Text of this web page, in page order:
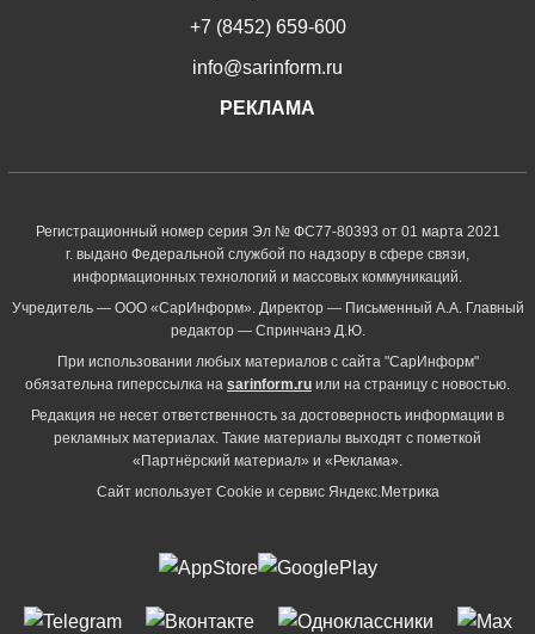
+7 (8452) 659-600
info@sarinform.ru
РЕКЛАМА
Регистрационный номер серия Эл № ФС77-80393 от 01 марта 2021
г. выдано Федеральной службой по надзору в сфере связи,
информационных технологий и массовых коммуникаций.
Учредитель — ООО «СарИнформ». Директор — Письменный А.А. Главный
редактор — Спринчанэ Д.Ю.
При использовании любых материалов с сайта "СарИнформ"
обязательна гиперссылка на sarinform.ru или на страницу с новостью.
Редакция не несет ответственность за достоверность информации в
рекламных материалах. Такие материалы выходят с пометкой
«Партнёрский материал» и «Реклама».
Сайт использует Cookie и сервиc Яндекс.Метрика